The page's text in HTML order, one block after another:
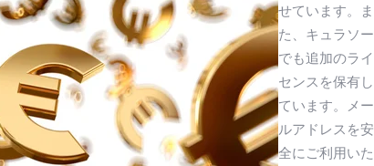
せています。ま
た、キュラソー
でも追加のライ
センスを保有し
ています。メー
ルアドレスを安
全にご利用いた